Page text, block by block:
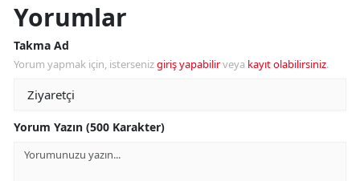
Yorumlar
Takma Ad
Yorum yapmak için, istersenizgiriş yapabilirveya kayıt olabilirsiniz.
Yorum Yazın (500 Karakter)